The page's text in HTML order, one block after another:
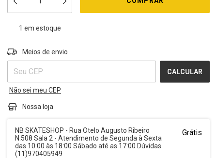
1 em estoque
Entregas para o CEP:
Meios de envio
CALCULAR
Não sei meu CEP
Nossa loja
NB SKATESHOP - Rua Otelo Augusto Ribeiro
N.508 Sala 2 - Atendimento de Segunda à Sexta
das 10:00 às 18:00 Sábado até as 17:00 Dúvidas
(11)970405949
Grátis